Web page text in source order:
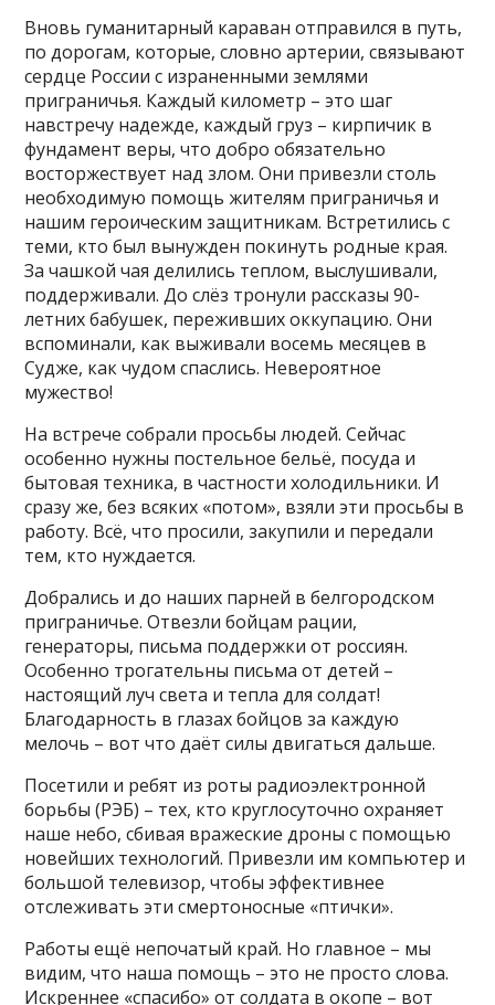
Вновь гуманитарный караван отправился в путь,
по дорогам, которые, словно артерии, связывают
сердце России с израненными землями
приграничья. Каждый километр – это шаг
навстречу надежде, каждый груз – кирпичик в
фундамент веры, что добро обязательно
восторжествует над злом. Они привезли столь
необходимую помощь жителям приграничья и
нашим героическим защитникам. Встретились с
теми, кто был вынужден покинуть родные края.
За чашкой чая делились теплом, выслушивали,
поддерживали. До слёз тронули рассказы 90-
летних бабушек, переживших оккупацию. Они
вспоминали, как выживали восемь месяцев в
Судже, как чудом спаслись. Невероятное
мужество!
На встрече собрали просьбы людей. Сейчас
особенно нужны постельное бельё, посуда и
бытовая техника, в частности холодильники. И
сразу же, без всяких «потом», взяли эти просьбы в
работу. Всё, что просили, закупили и передали
тем, кто нуждается.
Добрались и до наших парней в белгородском
приграничье. Отвезли бойцам рации,
генераторы, письма поддержки от россиян.
Особенно трогательны письма от детей –
настоящий луч света и тепла для солдат!
Благодарность в глазах бойцов за каждую
мелочь – вот что даёт силы двигаться дальше.
Посетили и ребят из роты радиоэлектронной
борьбы (РЭБ) – тех, кто круглосуточно охраняет
наше небо, сбивая вражеские дроны с помощью
новейших технологий. Привезли им компьютер и
большой телевизор, чтобы эффективнее
отслеживать эти смертоносные «птички».
Работы ещё непочатый край. Но главное – мы
видим, что наша помощь – это не просто слова.
Искреннее «спасибо» от солдата в окопе – вот